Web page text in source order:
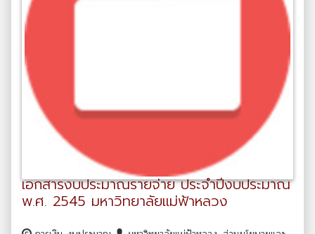
เอกสารงบประมาณรายจ่าย ประจำปีงบประมาณ
พ.ศ. 2545 มหาวิทยาลัยแม่ฟ้าหลวง